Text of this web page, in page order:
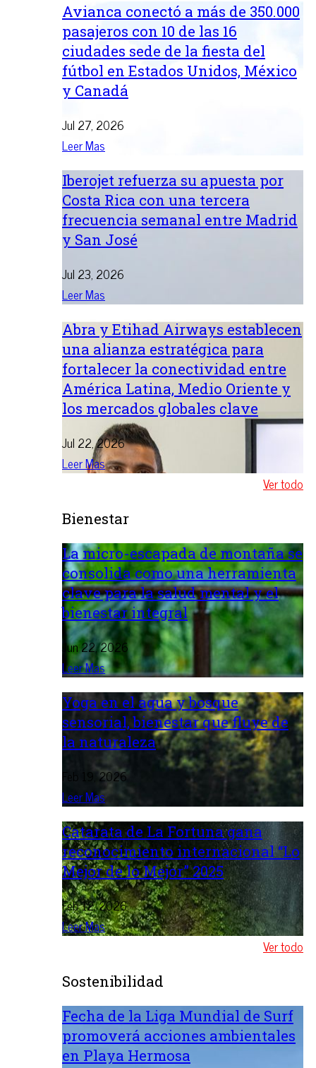
Avianca conectó a más de 350.000
pasajeros con 10 de las 16
ciudades sede de la fiesta del
fútbol en Estados Unidos, México
y Canadá
Jul 27, 2026
Leer Mas
Iberojet refuerza su apuesta por
Costa Rica con una tercera
frecuencia semanal entre Madrid
y San José
Jul 23, 2026
Leer Mas
Abra y Etihad Airways establecen
una alianza estratégica para
fortalecer la conectividad entre
América Latina, Medio Oriente y
los mercados globales clave
Jul 22, 2026
Leer Mas
Ver todo
Bienestar
La micro-escapada de montaña se
consolida como una herramienta
clave para la salud mental y el
bienestar integral
Jun 22, 2026
Leer Mas
Yoga en el agua y bosque
sensorial, bienestar que fluye de
la naturaleza
Feb 19, 2026
Leer Mas
Catarata de La Fortuna gana
reconocimiento internacional “Lo
Mejor de lo Mejor” 2025
Feb 12, 2026
Leer Mas
Ver todo
Sostenibilidad
Fecha de la Liga Mundial de Surf
promoverá acciones ambientales
en Playa Hermosa